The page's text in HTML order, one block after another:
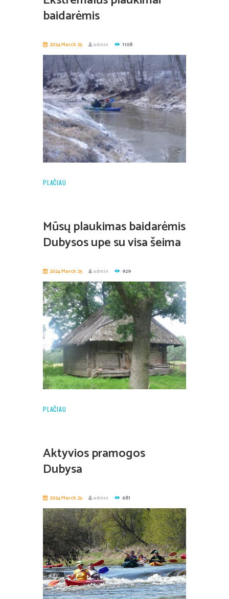
baidarėmis
2024 March 25 admin 1108
PLAČIAU
Mūsų plaukimas baidarėmis
Dubysos upe su visa šeima
2024 March 25 admin 929
PLAČIAU
Aktyvios pramogos
Dubysa
2024 March 25 admin 681